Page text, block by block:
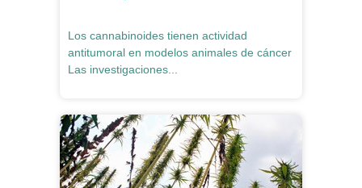
Los cannabinoides tienen actividad
antitumoral en modelos animales de cáncer
Las investigaciones...